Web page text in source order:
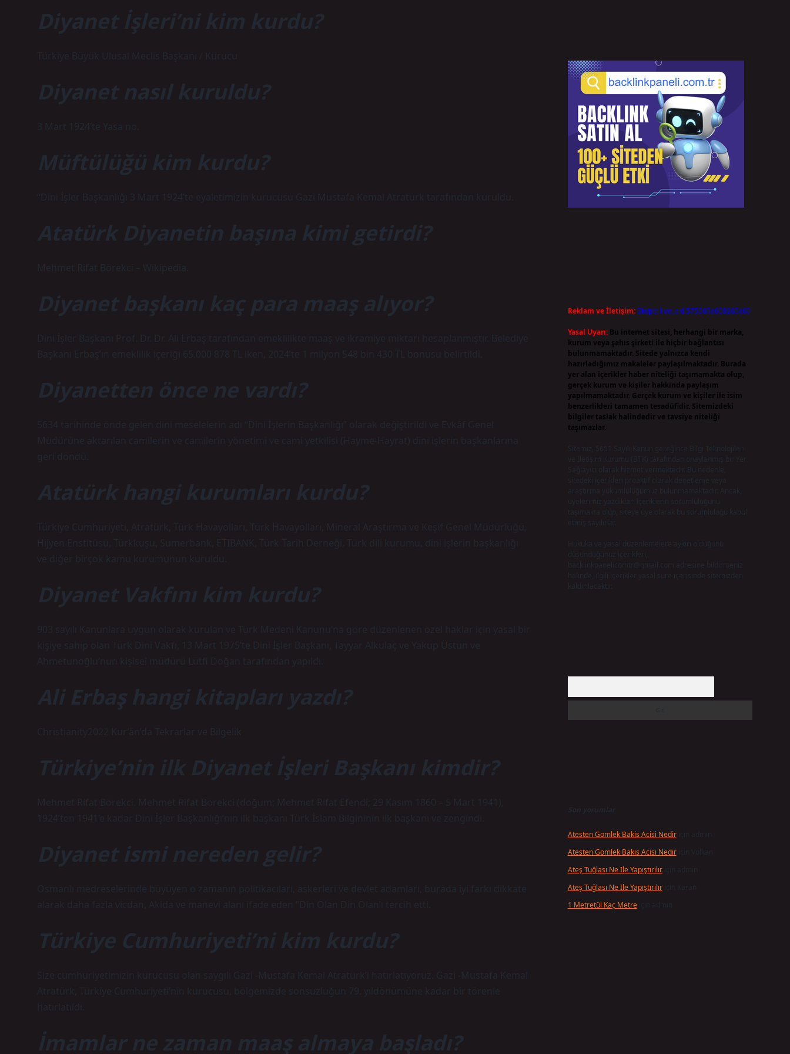
Diyanet İşleri’ni kim kurdu?
Türkiye Büyük Ulusal Meclis Başkanı / Kurucu
Diyanet nasıl kuruldu?
3 Mart 1924’te Yasa no.
Müftülüğü kim kurdu?
“Dini İşler Başkanlığı 3 Mart 1924’te eyaletimizin kurucusu Gazi Mustafa Kemal Atratürk tarafından kuruldu.
Atatürk Diyanetin başına kimi getirdi?
Mehmet Rifat Börekci – Wikipedia.
Diyanet başkanı kaç para maaş alıyor?
Dini İşler Başkanı Prof. Dr. Dr. Ali Erbaş tarafından emeklilikte maaş ve ikramiye miktarı hesaplanmıştır. Belediye
Başkanı Erbaş’ın emeklilik içeriği 65.000 878 TL iken, 2024’te 1 milyon 548 bin 430 TL bonusu belirtildi.
Diyanetten önce ne vardı?
5634 tarihinde önde gelen dini meselelerin adı “Dini İşlerin Başkanlığı” olarak değiştirildi ve Evkâf Genel
Müdürüne aktarılan camilerin ve camilerin yönetimi ve cami yetkilisi (Hayme-Hayrat) dini işlerin başkanlarına
geri döndü.
Atatürk hangi kurumları kurdu?
Türkiye Cumhuriyeti, Atratürk, Türk Havayolları, Türk Havayolları, Mineral Araştırma ve Keşif Genel Müdürlüğü,
Hijyen Enstitüsü, Türkkuşu, Sumerbank, ETIBANK, Türk Tarih Derneği, Türk dili kurumu, dini işlerin başkanlığı
ve diğer birçok kamu kurumunun kuruldu.
Diyanet Vakfını kim kurdu?
903 sayılı Kanunlara uygun olarak kurulan ve Türk Medeni Kanunu’na göre düzenlenen özel haklar için yasal bir
kişiye sahip olan Türk Dini Vakfı, 13 Mart 1975’te Dini İşler Başkanı, Tayyar Alkulaç ve Yakup Üstun ve
Ahmetunoğlu’nun kişisel müdürü Lütfi Doğan tarafından yapıldı.
Ali Erbaş hangi kitapları yazdı?
Christianity2022 Kur’ân’da Tekrarlar ve Bilgelik
Türkiye’nin ilk Diyanet İşleri Başkanı kimdir?
Mehmet Rifat Börekci. Mehmet Rifat Börekci (doğum; Mehmet Rifat Efendi; 29 Kasım 1860 – 5 Mart 1941),
1924’ten 1941’e kadar Dini İşler Başkanlığı’nın ilk başkanı Türk İslam Bilgininin ilk başkanı ve zengindi.
Diyanet ismi nereden gelir?
Osmanlı medreselerinde büyüyen o zamanın politikacıları, askerleri ve devlet adamları, burada iyi farkı dikkate
alarak daha fazla vicdan, Akida ve manevi alanı ifade eden “Din Olan Din Olan’ı tercih etti.
Türkiye Cumhuriyeti’ni kim kurdu?
Size cumhuriyetimizin kurucusu olan saygılı Gazi -Mustafa Kemal Atratürk’i hatırlatıyoruz. Gazi -Mustafa Kemal
Atratürk, Türkiye Cumhuriyeti’nin kurucusu, bölgemizde sonsuzluğun 79. yıldönümüne kadar bir törenle
hatırlatıldı.
İmamlar ne zaman maaş almaya başladı?
Reklam ve İletişim:Skype: live:.cid.575569c608265c69
Yasal Uyarı: Bu internet sitesi, herhangi bir marka,
kurum veya şahıs şirketi ile hiçbir bağlantısı
bulunmamaktadır. Sitede yalnızca kendi
hazırladığımız makaleler paylaşılmaktadır. Burada
yer alan içerikler haber niteliği taşımamakta olup,
gerçek kurum ve kişiler hakkında paylaşım
yapılmamaktadır. Gerçek kurum ve kişiler ile isim
benzerlikleri tamamen tesadüfidir. Sitemizdeki
bilgiler taslak halindedir ve tavsiye niteliği
taşımazlar.
sitedeki içerikleri proaktif olarak denetleme veya
üyelerimiz yazdıkları içeriklerin sorumluluğunu
düşündüğünüz içerikleri,
halinde, ilgili içerikler yasal süre içerisinde sitemizden
Son yorumlar
Atesten Gomlek Bakis Acisi Nediriçin
Atesten Gomlek Bakis Acisi Nediriçin
Ateş Tuğlası Ne Ile Yapıştırılıriçin
Ateş Tuğlası Ne Ile Yapıştırılıriçin
1 Metretül Kaç Metreiçin